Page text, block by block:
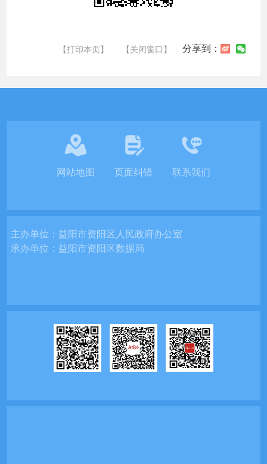
【打印本页】 【关闭窗口】 分享到：
网站地图 页面纠错 联系我们
主办单位：益阳市资阳区人民政府办公室
承办单位：益阳市资阳区数据局